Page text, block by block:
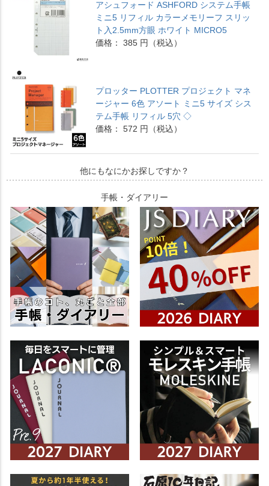
アシュフォード ASHFORD システム手帳
ミニ5 リフィル カラーメモリーフ スリッ
ト入2.5mm方眼 ホワイト MICRO5
価格： 385 円（税込）
プロッター PLOTTER プロジェクト マネ
ージャー 6色 アソート ミニ5 サイズ シス
テム手帳 リフィル 5穴 ◇
価格： 572 円（税込）
他にもなにかお探しですか？
手帳・ダイアリー